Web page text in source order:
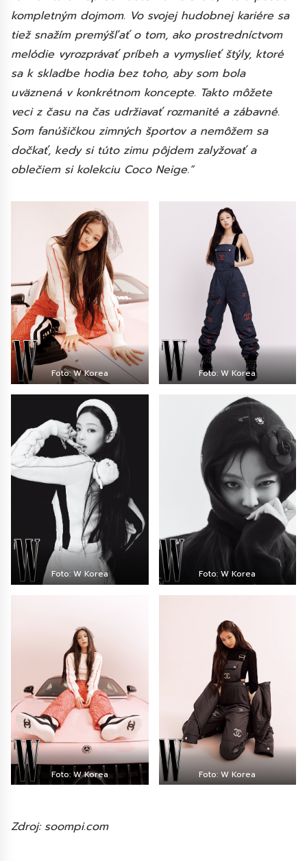
kompletným dojmom. Vo svojej hudobnej kariére sa
tiež snažím premýšľať o tom, ako prostredníctvom
melódie vyrozprávať príbeh a vymyslieť štýly, ktoré
sa k skladbe hodia bez toho, aby som bola
uväznená v konkrétnom koncepte. Takto môžete
veci z času na čas udržiavať rozmanité a zábavné.
Som fanúšičkou zimných športov a nemôžem sa
dočkať, kedy si túto zimu pôjdem zalyžovať a
oblečiem si kolekciu Coco Neige.“
Foto: W Korea Foto: W Korea
Foto: W Korea Foto: W Korea
Foto: W Korea Foto: W Korea
Zdroj: soompi.com